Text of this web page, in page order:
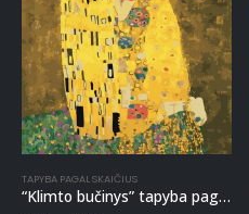
TAPYBA PAGAL SKAIČIUS
“Klimto bučinys” tapyba pagal skaičius